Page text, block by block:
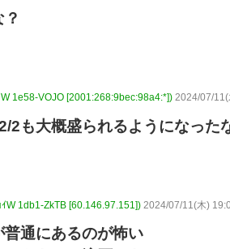
1e58-VOJO [2001:268:9bec:98a4:*]) 2024/07/
2も大概盛られるようになった
W 1db1-ZkTB [60.146.97.151]) 2024/07/11(木)
通にあるのが怖い